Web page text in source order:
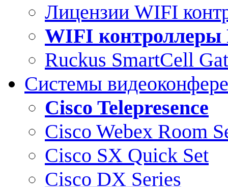
Лицензии WIFI
WIFI контроллеры
Ruckus SmartCell
Системы
Cisco Telepresence
Cisco Webex Room
Cisco SX Quick Set
Cisco DX Series